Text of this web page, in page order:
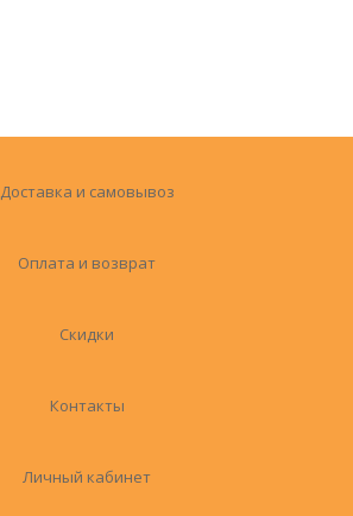
Доставка и самовывоз
Оплата и возврат
Скидки
Контакты
Личный кабинет